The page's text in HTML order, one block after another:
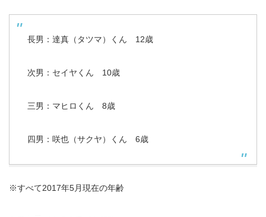
長男：達真（タツマ）くん 12歳
次男：セイヤくん 10歳
三男：マヒロくん 8歳
四男：咲也（サクヤ）くん 6歳
※すべて2017年5月現在の年齢